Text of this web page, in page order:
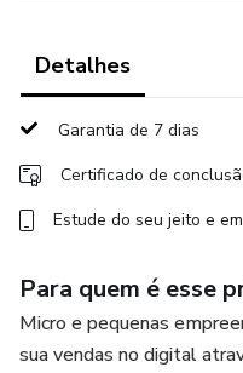
Detalhes
Garantia de 7 dias
Certificado de
Estude do seu jeito e
Para quem é esse
Micro e pequenas
sua vendas no digital